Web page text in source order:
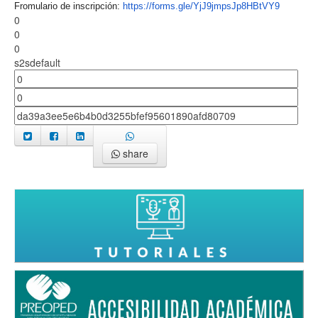
Fromulario de inscripción: https://forms.gle/YjJ9jmpsJp8HBtVY9
0
0
0
s2sdefault
share